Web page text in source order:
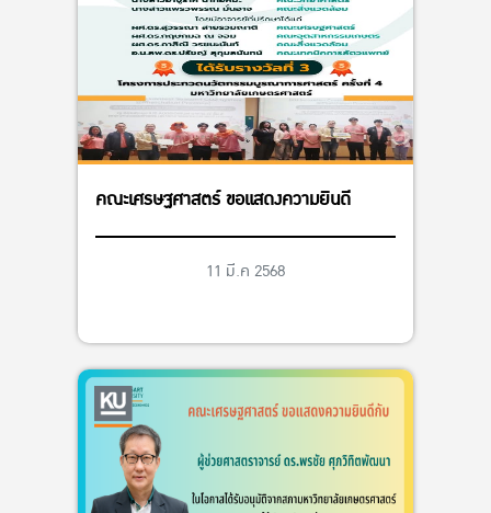
คณะเศรษฐศาสตร์ ขอแสดงความยินดี
11 มี.ค 2568